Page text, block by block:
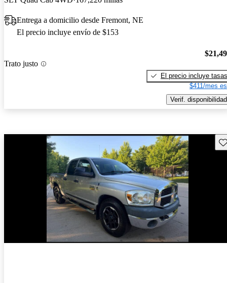
Entrega a domicilio desde Fremont, NE
El precio incluye envío de $153
Trato justo
El precio incluye tasas
$411/mes
Verif. disponibilidad